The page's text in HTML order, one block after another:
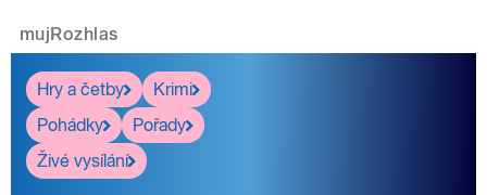
mujRozhlas
Hry a četby
Krimi
Pohádky
Pořady
Živé vysílání